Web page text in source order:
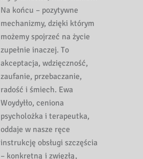
Na końcu – pozytywne
mechanizmy, dzięki którym
możemy spojrzeć na życie
zupełnie inaczej. To
akceptacja, wdzięczność,
zaufanie, przebaczanie,
radość i śmiech. Ewa
Woydyłło, ceniona
psycholożka i terapeutka,
oddaje w nasze ręce
instrukcję obsługi szczęścia
– konkretną i zwięzłą,